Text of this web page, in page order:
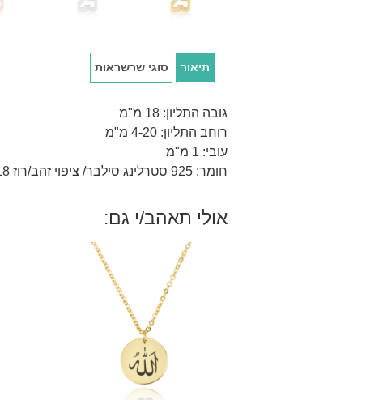
תיאור סוגי שרשראות
גובה התליון: 18 מ"מ
רוחב התליון: 4-20 מ"מ
עובי: 1 מ"מ
חומר: 925 סטרלינג סילבר/ ציפוי זהב/רוז 18 קראט.
אולי תאהב/י גם: